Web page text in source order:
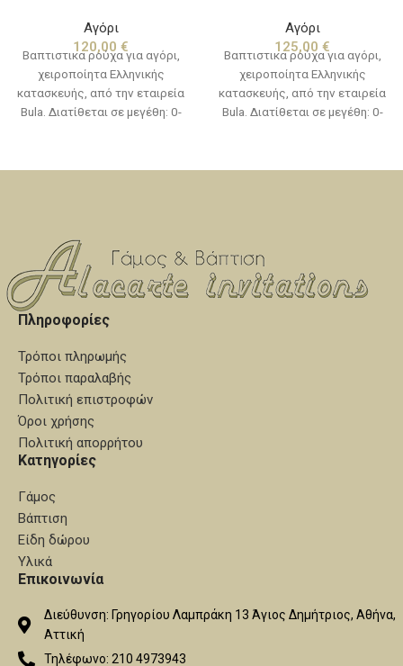
Αγόρι
120,00 €
Βαπτιστικα ρούχα για αγόρι,
χειροποίητα Ελληνικής
κατασκευής, από την εταιρεία
Bula. Διατίθεται σε μεγέθη: 0-
συμπεριλαμβάνονται τα
Αγόρι
125,00 €
Βαπτιστικα ρούχα για αγόρι,
χειροποίητα Ελληνικής
κατασκευής, από την εταιρεία
Bula. Διατίθεται σε μεγέθη: 0-
συμπεριλαμβάνονται τα
Πληροφορίες
Τρόποι πληρωμής
Τρόποι παραλαβής
Πολιτική επιστροφών
Όροι χρήσης
Πολιτική απορρήτου
Κατηγορίες
Γάμος
Βάπτιση
Είδη δώρου
Υλικά
Επικοινωνία
Διεύθυνση: Γρηγορίου Λαμπράκη 13 Άγιος Δημήτριος, Αθήνα,
Αττική
Τηλέφωνο: 210 4973943